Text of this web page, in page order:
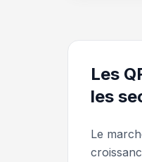
Les
les
Le